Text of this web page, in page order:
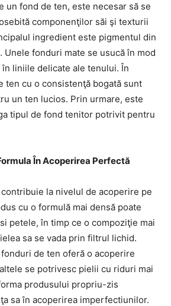
un fond de ten, este necesar să se
componenţilor săi şi texturii
ingredient este pigmentul din
Unele fonduri mate se usucă în mod
liniile delicate ale tenului. În
ten cu o consistenţă bogată sunt
un ten lucios. Prin urmare, este
tipul de fond tenitor potrivit pentru
În Acoperirea Perfectă
la nivelul de acoperire pe
cu o formulă mai densă poate
petele, în timp ce o compoziţie mai
sa se vada prin filtrul lichid.
de ten oferă o acoperire
se potrivesc pielii cu riduri mai
produsului propriu-zis
sa în acoperirea imperfectiunilor.